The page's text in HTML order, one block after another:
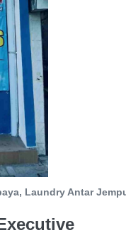
Laundry Antar